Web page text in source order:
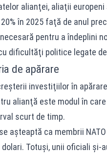
alianţei, aliaţii
în 2025 faţă de anul
pentru a îndeplini
dificultăţi politice legate
de apărare
investiţiilor în
alianţă este modul în
scurt de timp.
aşteaptă ca membrii
dolari. Totuşi, unii oficiali